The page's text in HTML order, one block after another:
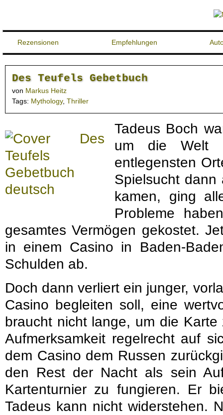
Rezensionen Empfehlungen
Des Teufels Gebetbuch
von Markus Heitz
Tags: Mythology, Thriller
Tadeus Boch
um die Welt
entlegensten
Spielsucht dann
kamen, ging
Probleme
gesamtes Vermögen gekostet.
in einem Casino in Baden-
Schulden ab.
Doch dann verliert ein junger,
Casino begleiten soll, eine
braucht nicht lange, um die
Aufmerksamkeit regelrecht auf
dem Casino dem Russen
den Rest der Nacht als sein
Kartenturnier zu fungieren. Er
Tadeus kann nicht widerstehen.